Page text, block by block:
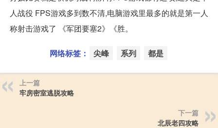
人战役 FPS游戏多到数不清,电脑游戏里最多的就是第一人
称射击游戏了 《军团要塞2》《胜。
网络标签： 尖峰 系列 都是
上一篇
牢房密室逃脱攻略
下一篇
北辰老四攻略